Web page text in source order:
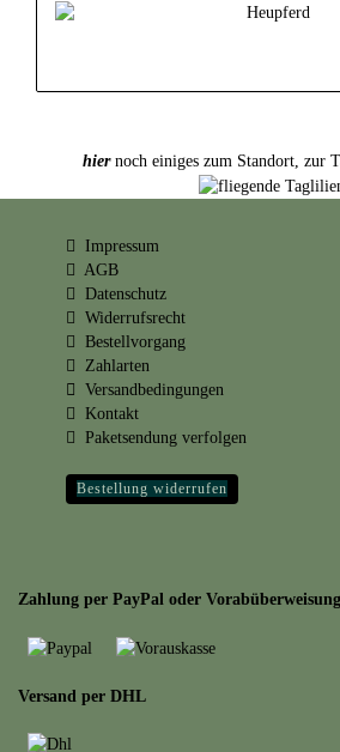
hiernoch einiges zum Standort, zur
Impressum
AGB
Datenschutz
Widerrufsrecht
Bestellvorgang
Zahlarten
Versandbedingungen
Kontakt
Paketsendung verfolgen
Bestellung widerrufen
Zahlung per PayPal oder Vorabüberweisung
Versand per DHL